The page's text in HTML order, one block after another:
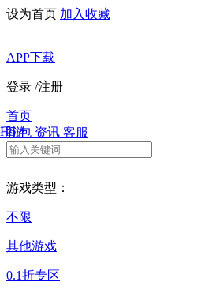
设为首页 加入收藏
APP下载
登录 /注册
首页
手游
H5礼包 资讯 客服
游戏类型：
不限
其他游戏
0.1折专区